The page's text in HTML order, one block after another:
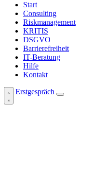
Start
Consulting
Riskmanagement
KRITIS
DSGVO
Barrierefreiheit
IT-Beratung
Hilfe
Kontakt
Erstgespräch